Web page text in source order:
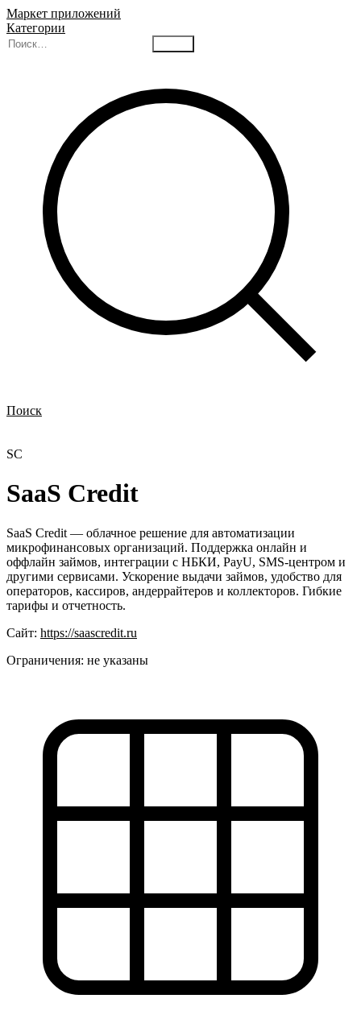
Маркет приложений
Категории
Поиск
SC
SaaS Credit
SaaS Credit — облачное решение для автоматизации
микрофинансовых организаций. Поддержка онлайн и
оффлайн займов, интеграции с НБКИ, PayU, SMS-центром и
другими сервисами. Ускорение выдачи займов, удобство для
операторов, кассиров, андеррайтеров и коллекторов. Гибкие
тарифы и отчетность.
Сайт: https://saascredit.ru
Ограничения: не указаны